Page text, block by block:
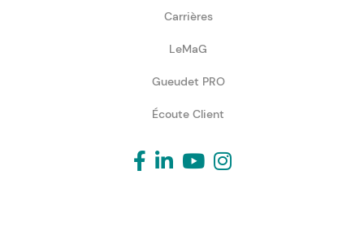
Carrières
LeMaG
Gueudet PRO
Écoute Client